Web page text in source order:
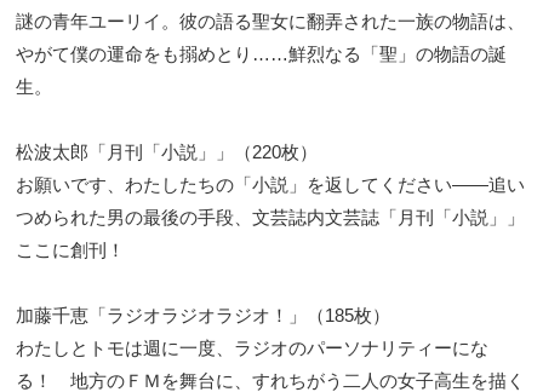
謎の青年ユーリイ。彼の語る聖女に翻弄された一族の物語は、
やがて僕の運命をも搦めとり……鮮烈なる「聖」の物語の誕
生。
松波太郎「月刊「小説」」（220枚）
お願いです、わたしたちの「小説」を返してください――追い
つめられた男の最後の手段、文芸誌内文芸誌「月刊「小説」」
ここに創刊！
加藤千恵「ラジオラジオラジオ！」（185枚）
わたしとトモは週に一度、ラジオのパーソナリティーにな
る！ 地方のＦＭを舞台に、すれちがう二人の女子高生を描く